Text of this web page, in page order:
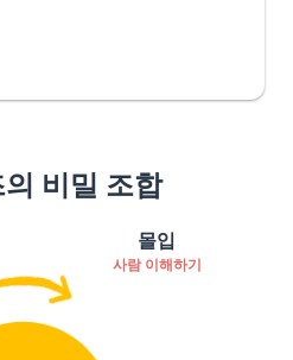
비밀 조합
몰입
사람 이해하기